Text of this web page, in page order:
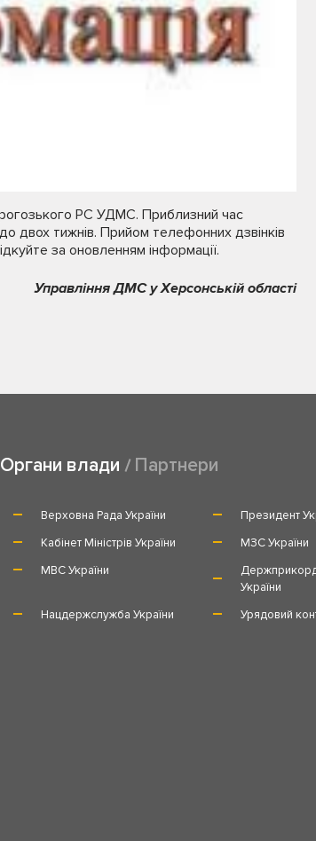
РС УДМС. Приблизний час
двох тижнів. Прийом телефонних дзвінків
за оновленням інформації.
Управління ДМС у Херсонській області
Органи влади Партнери
Верховна Рада України
Президент
Кабінет Міністрів України
МЗС України
МВС України
України
Нацдержслужба України
Урядовий